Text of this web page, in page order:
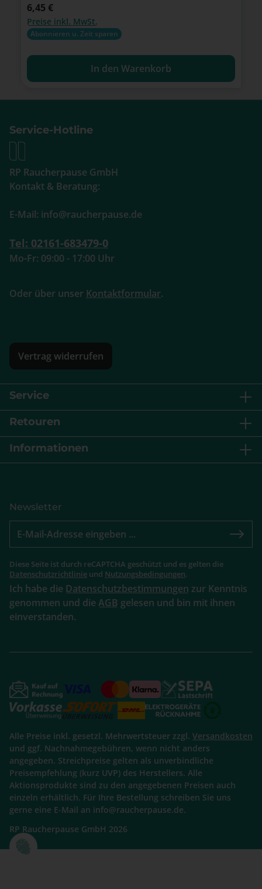
Regulärer Preis:
6,45 €
Preise inkl. MwSt.
Abonnieren u. Zeit sparen
In den Warenkorb
Service-Hotline
RP Raucherpause GmbH
Kontakt & Beratung:
E-Mail: info@raucherpause.de
Tel: 02161-683479-0
Mo-Fr: 09:00 - 17:00 Uhr
Oder über unser Kontaktformular.
Vertrag widerrufen
Service
Retouren
Informationen
Newsletter
Diese Seite ist durch reCAPTCHA geschützt und es gelten die
Datenschutzrichtlinie und Nutzungsbedingungen.
Ich habe die Datenschutzbestimmungen zur Kenntnis
genommen und die AGB gelesen und bin mit ihnen
einverstanden.
Alle Preise inkl. gesetzl. Mehrwertsteuer zzgl. Versandkosten
und ggf. Nachnahmegebühren, wenn nicht anders
angegeben. Streichpreise gelten als unverbindliche
Preisempfehlung (kurz UVP) des Herstellers. Alle
Aktionsprodukte sind zu den angegebenen Preisen auch
einzeln erhältlich. Für Ihre Bestellung schreiben Sie uns
gerne eine E-Mail an info@raucherpause.de.
RP Raucherpause GmbH 2026